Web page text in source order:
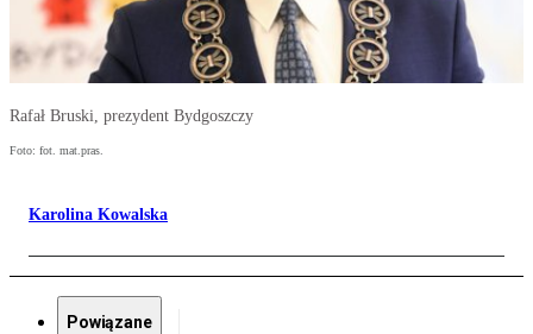
Rafał Bruski, prezydent Bydgoszczy
Foto: fot. mat.pras.
Karolina Kowalska
Powiązane